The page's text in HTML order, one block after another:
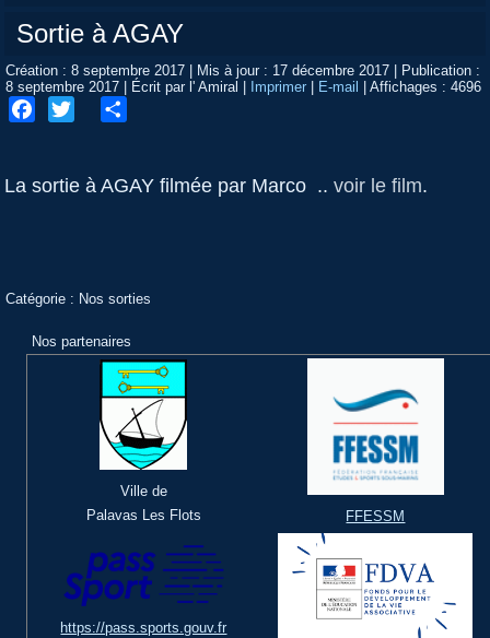
Sortie à AGAY
Création : 8 septembre 2017 | Mis à jour : 17 décembre 2017 | Publication :
8 septembre 2017 | Écrit par l' Amiral | Imprimer | E-mail |Affichages : 4696
La sortie à AGAY filmée par Marco ..voir le film.
Catégorie : Nos sorties
Nos partenaires
Ville de
Palavas Les Flots
FFESSM
https://pass.sports.gouv.fr